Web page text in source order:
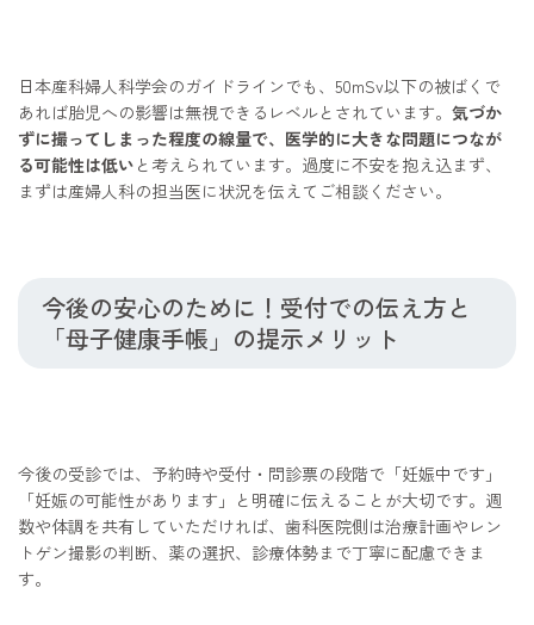
日本産科婦人科学会のガイドラインでも、50mSv以下の被ばくで
あれば胎児への影響は無視できるレベルとされています。 気づか
ずに撮ってしまった程度の線量で、医学的に大きな問題につなが
る可能性は低い と考えられています。過度に不安を抱え込まず、
まずは産婦人科の担当医に状況を伝えてご相談ください。
今後の安心のために！受付での伝え方と
「母子健康手帳」の提示メリット
今後の受診では、予約時や受付・問診票の段階で「妊娠中です」
「妊娠の可能性があります」と明確に伝えることが大切です。週
数や体調を共有していただければ、歯科医院側は治療計画やレン
トゲン撮影の判断、薬の選択、診療体勢まで丁寧に配慮できま
す。